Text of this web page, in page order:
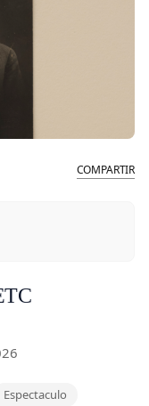
COMPARTIR
Espectaculo